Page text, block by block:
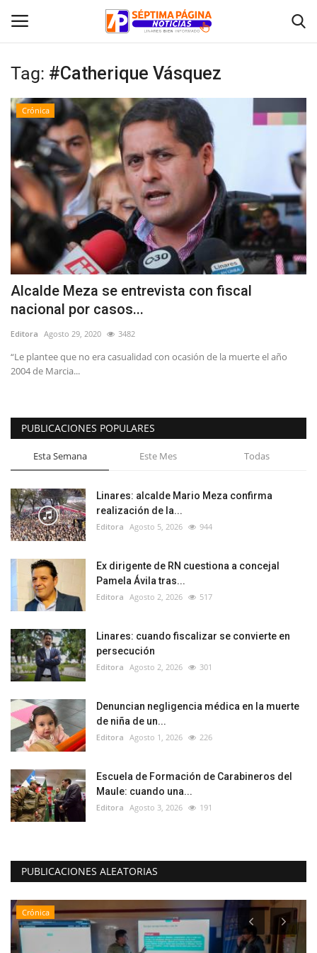
Inicio
Crónica
Policial
Tribunales
Deporte
Política
Espectáculos
Tag: #Catherique Vásquez
Crónica
Alcalde Meza se entrevista con fiscal
nacional por casos...
Editora Agosto 29, 2020 3482
“Le plantee que no era casualidad con ocasión de la muerte el año
2004 de Marcia...
PUBLICACIONES POPULARES
Esta Semana Este Mes Todas
Linares: alcalde Mario Meza confirma
realización de la...
Editora Agosto 5, 2026 944
Ex dirigente de RN cuestiona a concejal
Pamela Ávila tras...
Editora Agosto 2, 2026 517
Linares: cuando fiscalizar se convierte en
persecución
Editora Agosto 2, 2026 301
Denuncian negligencia médica en la muerte
de niña de un...
Editora Agosto 1, 2026 226
Escuela de Formación de Carabineros del
Maule: cuando una...
Editora Agosto 3, 2026 191
PUBLICACIONES ALEATORIAS
Crónica